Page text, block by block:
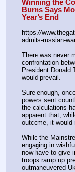
Winning the
Burns Says
Year’s End
https://
admits-russian-
There was never
confrontation
President Donald
would prevail.
Sure enough,
powers sent
the calculations
apparent that,
outcome, it would
While the
engaging in
now have to give
troops ramp up
outmaneuvered